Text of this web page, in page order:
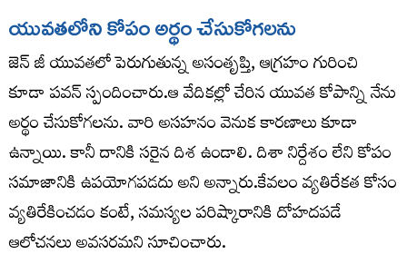
యువతలోని కోపం అర్థం చేసుకోగలను
జెన్ జీ యువతలో పెరుగుతున్న అసంతృప్తి, ఆగ్రహం గురించి
కూడా పవన్ స్పందించారు.ఆ వేదికల్లో చేరిన యువత కోపాన్ని నేను
అర్థం చేసుకోగలను. వారి అసహనం వెనుక కారణాలు కూడా
ఉన్నాయి. కానీ దానికి సరైన దిశ ఉండాలి. దిశా నిర్దేశం లేని కోపం
సమాజానికి ఉపయోగపడదు అని అన్నారు.కేవలం వ్యతిరేకత కోసం
వ్యతిరేకించడం కంటే, సమస్యల పరిష్కారానికి దోహదపడే
ఆలోచనలు అవసరమని సూచించారు.